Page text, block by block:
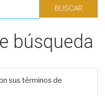
Filtrar los resultados
búsqueda
sus términos de